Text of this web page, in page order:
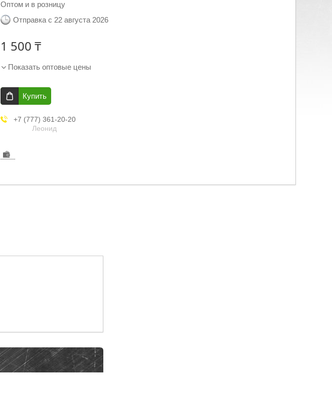
Оптом и в розницу
Отправка с 22 августа 2026
1 500 ₸
Показать оптовые цены
Купить
+7 (777) 361-20-20
Леонид